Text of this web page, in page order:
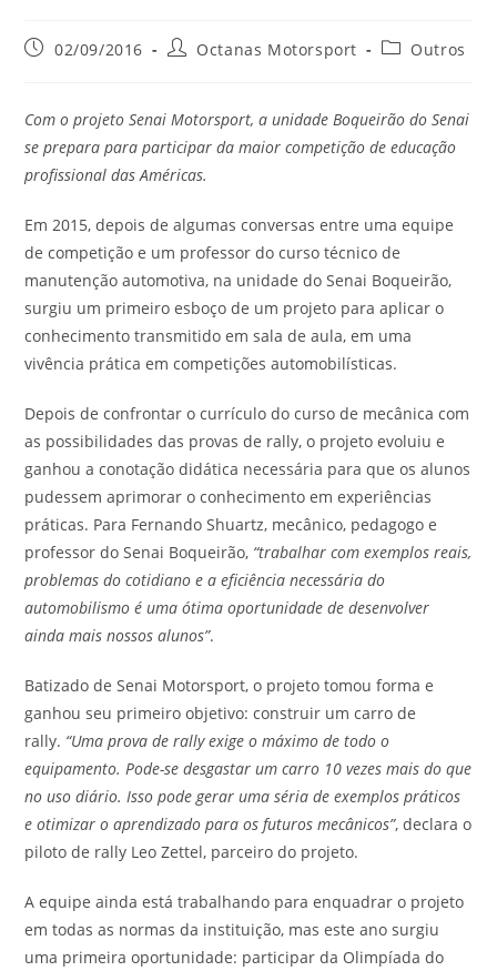
02/09/2016 Octanas Motorsport Outros
Com o projeto Senai Motorsport, a unidade Boqueirão do Senai
se prepara para participar da maior competição de educação
profissional das Américas.
Em 2015, depois de algumas conversas entre uma equipe
de competição e um professor do curso técnico de
manutenção automotiva, na unidade do Senai Boqueirão,
surgiu um primeiro esboço de um projeto para aplicar o
conhecimento transmitido em sala de aula, em uma
vivência prática em competições automobilísticas.
Depois de confrontar o currículo do curso de mecânica com
as possibilidades das provas de rally, o projeto evoluiu e
ganhou a conotação didática necessária para que os alunos
pudessem aprimorar o conhecimento em experiências
práticas. Para Fernando Shuartz, mecânico, pedagogo e
professor do Senai Boqueirão, “trabalhar com exemplos reais,
problemas do cotidiano e a eficiência necessária do
automobilismo é uma ótima oportunidade de desenvolver
ainda mais nossos alunos”.
Batizado de Senai Motorsport, o projeto tomou forma e
ganhou seu primeiro objetivo: construir um carro de
rally. “Uma prova de rally exige o máximo de todo o
equipamento. Pode-se desgastar um carro 10 vezes mais do que
no uso diário. Isso pode gerar uma séria de exemplos práticos
e otimizar o aprendizado para os futuros mecânicos”, declara o
piloto de rally Leo Zettel, parceiro do projeto.
A equipe ainda está trabalhando para enquadrar o projeto
em todas as normas da instituição, mas este ano surgiu
uma primeira oportunidade: participar da Olimpíada do